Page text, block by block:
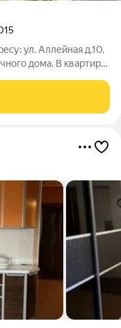
ул. Аллейная д.10,
дома. В квартире
комнаты.С/у